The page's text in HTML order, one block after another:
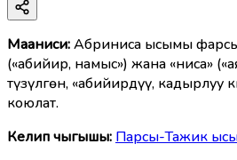
Мааниcи:Абриниса ысымы
(«абийир, намыс») жана «ниса»
түзүлгөн, «абийирдүү, кадырлуу
коюлат.
Келип чыгышы: Парсы-Тажик